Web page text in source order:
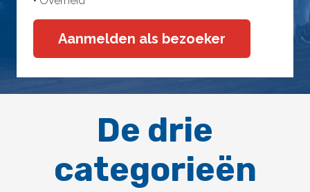
Aanmelden als bezoeker
De drie
categorieën